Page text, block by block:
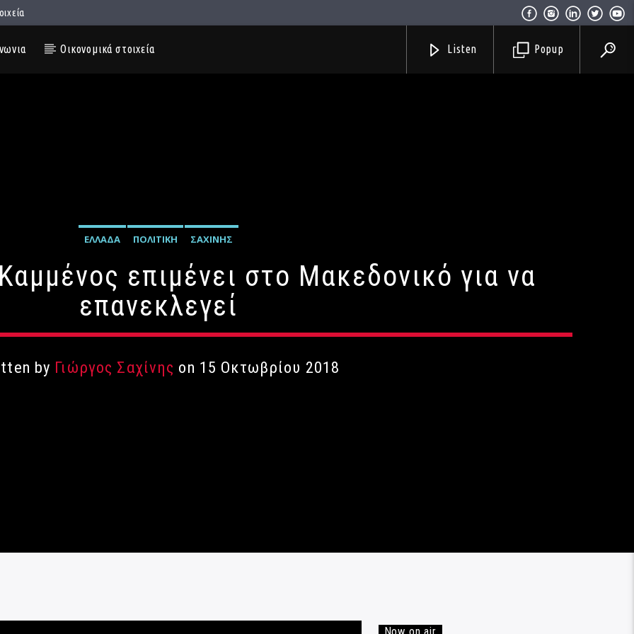
Οικονομικά στοιχεία Popup
Listen
ΕΛΛΆΔΑ ΠΟΛΙΤΙΚΉ ΣΑΧΊΝΗΣ
επιμένει στο Μακεδονικό για να
επανεκλεγεί
by Γιώργος Σαχίνης on 15 Οκτωβρίου 2018